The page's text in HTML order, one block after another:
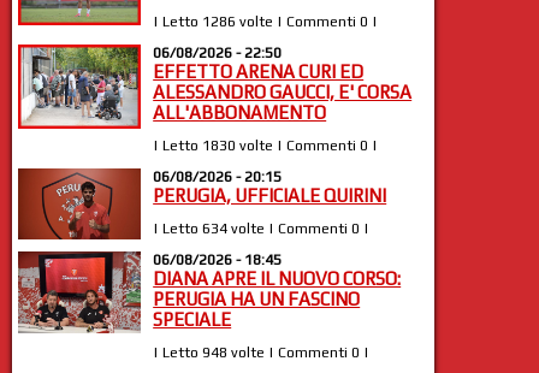
| Letto 1286 volte | Commenti 0 |
06/08/2026 - 22:50
EFFETTO ARENA CURI ED
ALESSANDRO GAUCCI, E' CORSA
ALL'ABBONAMENTO
| Letto 1830 volte | Commenti 0 |
06/08/2026 - 20:15
PERUGIA, UFFICIALE QUIRINI
| Letto 634 volte | Commenti 0 |
06/08/2026 - 18:45
DIANA APRE IL NUOVO CORSO:
PERUGIA HA UN FASCINO
SPECIALE
| Letto 948 volte | Commenti 0 |